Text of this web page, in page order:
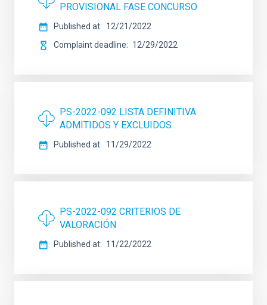
PROVISIONAL FASE CONCURSO
Published at
12/21/2022
Complaint deadline
12/29/2022
PS-2022-092 LISTA DEFINITIVA
ADMITIDOS Y EXCLUIDOS
Published at 11/29/2022
PS-2022-092 CRITERIOS DE
VALORACIÓN
Published at 11/22/2022